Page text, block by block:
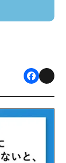
a
c
b